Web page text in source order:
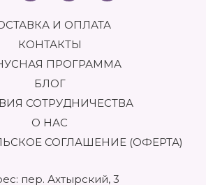
И ОПЛАТА
КОНТАКТЫ
ПРОГРАММА
БЛОГ
СОТРУДНИЧЕСТВА
О НАС
СОГЛАШЕНИЕ (ОФЕРТА)
пер. Ахтырский, 3